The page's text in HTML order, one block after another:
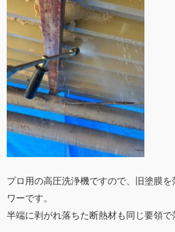
プロ用の高圧洗浄機ですので、旧塗膜
ワーです。
半端に剥がれ落ちた断熱材も同じ要領で